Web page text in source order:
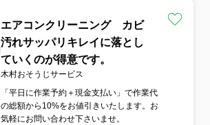
エアコンクリーニング カビ
汚れサッパリキレイに落とし
ていくのが得意です。
木村おそうじサービス
「平日に作業予約＋現金支払い」で作業代
の総額から10%をお値引きいたします。お
気軽にお問い合わせ下さいませ。